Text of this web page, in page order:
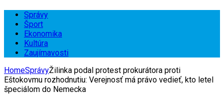
Správy
Šport
Ekonomika
Kultúra
Zaujímavosti
HomeSprávyŽilinka podal protest prokurátora proti
Eštokovmu rozhodnutiu: Verejnosť má právo vedieť, kto letel
špeciálom do Nemecka